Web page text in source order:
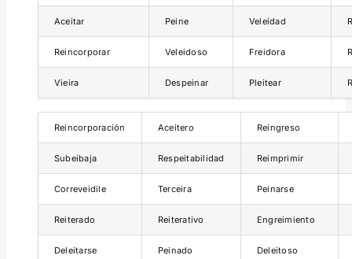
Aceitar Peine Veleidad
Reincorporar Veleidoso Freidora
Vieira Despeinar Pleitear
Reincorporación Aceitero Reingreso
Subeibaja Respeitabilidad Reimprimir
Correveidile Terceira Peinarse
Reiterado Reiterativo Engreimiento
Deleitarse Peinado Deleitoso